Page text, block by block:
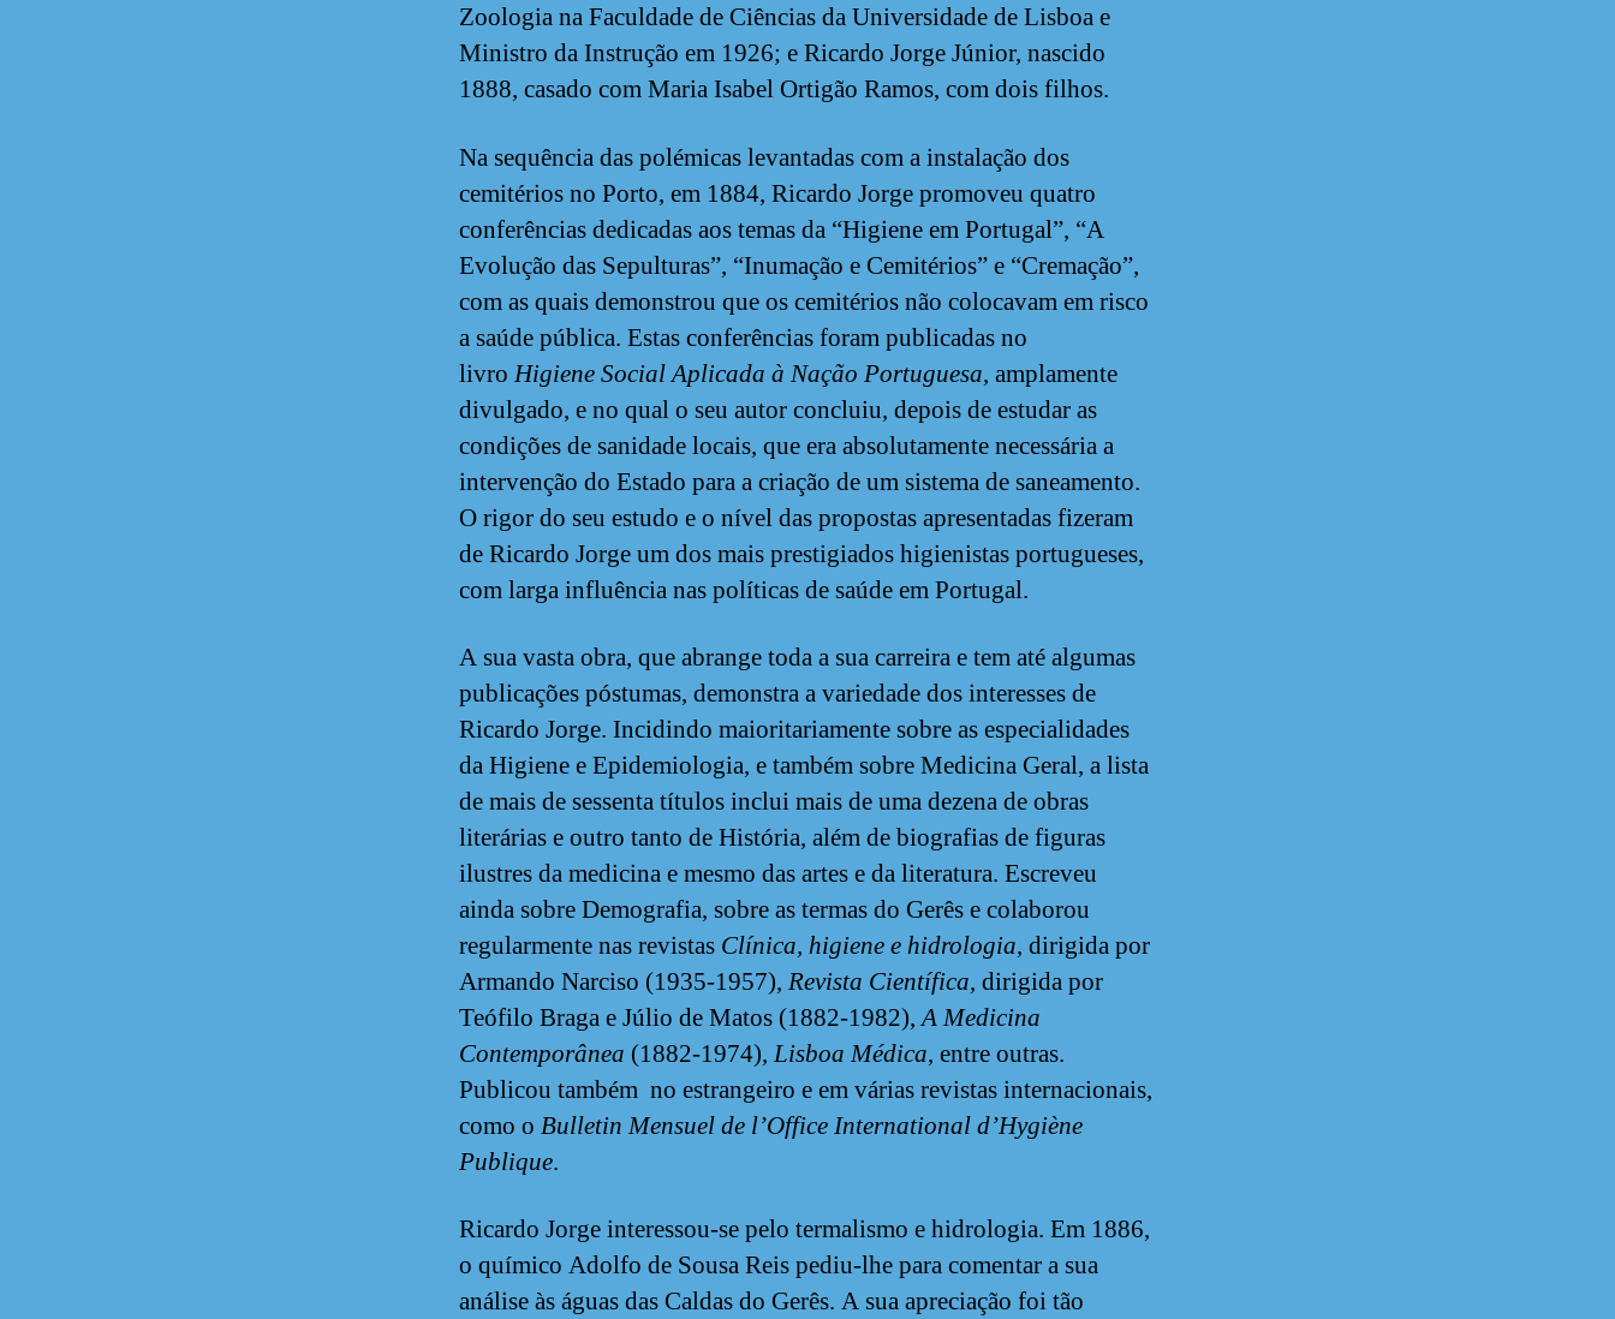
Zoologia na Faculdade de Ciências da Universidade de Lisboa e
Ministro da Instrução em 1926; e Ricardo Jorge Júnior, nascido
1888, casado com Maria Isabel Ortigão Ramos, com dois filhos.
Na sequência das polémicas levantadas com a instalação dos
cemitérios no Porto, em 1884, Ricardo Jorge promoveu quatro
conferências dedicadas aos temas da “Higiene em Portugal”, “A
Evolução das Sepulturas”, “Inumação e Cemitérios” e “Cremação”,
com as quais demonstrou que os cemitérios não colocavam em risco
a saúde pública. Estas conferências foram publicadas no
livro Higiene Social Aplicada à Nação Portuguesa, amplamente
divulgado, e no qual o seu autor concluiu, depois de estudar as
condições de sanidade locais, que era absolutamente necessária a
intervenção do Estado para a criação de um sistema de saneamento.
O rigor do seu estudo e o nível das propostas apresentadas fizeram
de Ricardo Jorge um dos mais prestigiados higienistas portugueses,
com larga influência nas políticas de saúde em Portugal.
A sua vasta obra, que abrange toda a sua carreira e tem até algumas
publicações póstumas, demonstra a variedade dos interesses de
Ricardo Jorge. Incidindo maioritariamente sobre as especialidades
da Higiene e Epidemiologia, e também sobre Medicina Geral, a lista
de mais de sessenta títulos inclui mais de uma dezena de obras
literárias e outro tanto de História, além de biografias de figuras
ilustres da medicina e mesmo das artes e da literatura. Escreveu
ainda sobre Demografia, sobre as termas do Gerês e colaborou
regularmente nas revistas Clínica, higiene e hidrologia, dirigida por
Armando Narciso (1935-1957), Revista Científica, dirigida por
Teófilo Braga e Júlio de Matos (1882-1982),A Medicina
Contemporânea (1882-1974),Lisboa Médica, entre outras.
Publicou também no estrangeiro e em várias revistas internacionais,
como o Bulletin Mensuel de l’Office International d’Hygiène
Publique.
Ricardo Jorge interessou-se pelo termalismo e hidrologia. Em 1886,
o químico Adolfo de Sousa Reis pediu-lhe para comentar a sua
análise às águas das Caldas do Gerês. A sua apreciação foi tão